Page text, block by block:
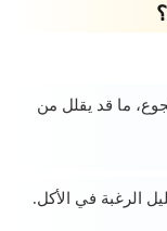
ما قد يقلل من
الرغبة في الأكل.